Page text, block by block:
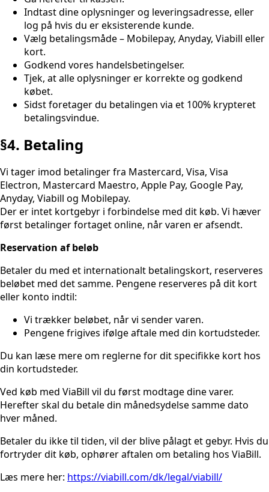
Indtast dine oplysninger og leveringsadresse, eller
log på hvis du er eksisterende kunde.
Vælg betalingsmåde – Mobilepay, Anyday, Viabill eller
kort.
Godkend vores handelsbetingelser.
Tjek, at alle oplysninger er korrekte og godkend
købet.
Sidst foretager du betalingen via et 100% krypteret
betalingsvindue.
§4. Betaling
Vi tager imod betalinger fra Mastercard, Visa, Visa
Electron, Mastercard Maestro, Apple Pay, Google Pay,
Anyday, Viabill og Mobilepay.
Der er intet kortgebyr i forbindelse med dit køb. Vi hæver
først betalinger fortaget online, når varen er afsendt.
Reservation af beløb
Betaler du med et internationalt betalingskort, reserveres
beløbet med det samme. Pengene reserveres på dit kort
eller konto indtil:
Vi trækker beløbet, når vi sender varen.
Pengene frigives ifølge aftale med din kortudsteder.
Du kan læse mere om reglerne for dit specifikke kort hos
din kortudsteder.
Ved køb med ViaBill vil du først modtage dine varer.
Herefter skal du betale din månedsydelse samme dato
hver måned.
Betaler du ikke til tiden, vil der blive pålagt et gebyr. Hvis du
fortryder dit køb, ophører aftalen om betaling hos ViaBill.
Læs mere her: https://viabill.com/dk/legal/viabill/